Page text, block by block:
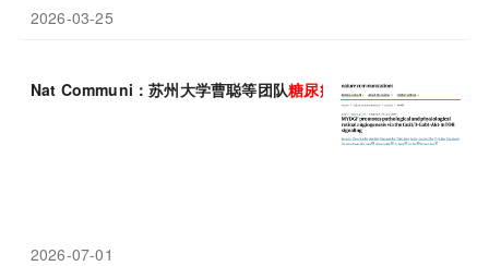
2026-03-25
Nat Communi：苏州大学曹聪等团队糖尿病 视网膜病变治疗新靶点
2026-07-01